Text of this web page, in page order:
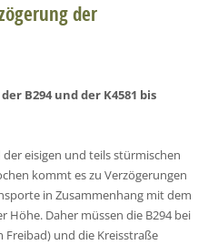
der
er B294 und der K4581 bis
der eisigen und teils stürmischen
kommt es zu Verzögerungen
in Zusammenhang mit dem
Höhe. Daher müssen die B294 bei
Freibad) und die Kreisstraße